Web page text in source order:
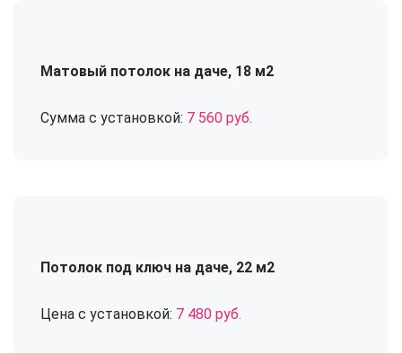
Матовый потолок на даче, 18 м2
Сумма с установкой: 7 560 руб.
Потолок под ключ на даче, 22 м2
Цена с установкой: 7 480 руб.